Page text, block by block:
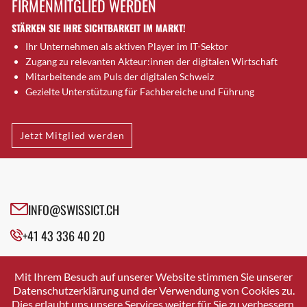
Brugg AG
Brütten
Bubendorf
Bubikon
Buchs (SG)
Bäretswil
Bülach
Cazis
Crissier
Davos Platz
Dierikon
Dietikon
FIRMENMITGLIED WERDEN
STÄRKEN SIE IHRE SICHTBARKEIT IM MARKT!
Ihr Unternehmen als aktiven Player im IT-Sektor
Zugang zu relevanten Akteur:innen der digitalen Wirtschaft
Mitarbeitende am Puls der digitalen Schweiz
Gezielte Unterstützung für Fachbereiche und Führung
Jetzt Mitglied werden
INFO@SWISSICT.CH
+41 43 336 40 20
SWISSICT
VULKANSTRASSE 120
8048 ZURICH
Mit Ihrem Besuch auf unserer Website stimmen Sie unserer
Datenschutzerklärung und der Verwendung von Cookies zu.
Dies erlaubt uns unsere Services weiter für Sie zu verbessern.